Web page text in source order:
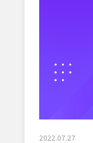
2022.07.27